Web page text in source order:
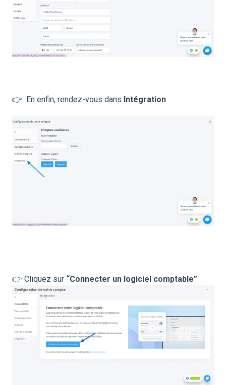
👉 En enfin, rendez-vous dans Intégration
👉 Cliquez sur “Connecter un logiciel comptable”